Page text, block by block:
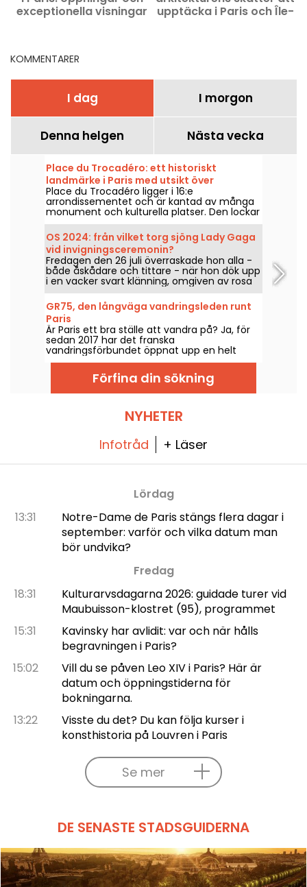
exceptionella visningar
upptäcka i Paris och Île-
KOMMENTARER
I dag I morgon
Denna helgen Nästa vecka
Place du Trocadéro: ett historiskt
landmärke i Paris med utsikt över
Eiffeltornet
Place du Trocadéro ligger i 16:e
arrondissementet och är kantad av många
monument och kulturella platser. Den lockar
både turister och Parisbor som bott här hela
livet tack vare den oslagbara utsikten över
Eiffeltornet.
OS 2024: från vilket torg sjöng Lady Gaga
vid invigningsceremonin?
Fredagen den 26 juli överraskade hon alla -
både åskådare och tittare - när hon dök upp
i en vacker svart klänning, omgiven av rosa
pompoms. Men var befann sig sångerskan?
Är arenan öppen för allmänheten?
GR75, den långväga vandringsleden runt
Paris
Är Paris ett bra ställe att vandra på? Ja, för
sedan 2017 har det franska
vandringsförbundet öppnat upp en helt
skyltad led runt Paris för alla
vandringsentusiaster.
Förfina din sökning
NYHETER
Infotråd + Läser
Lördag
13:31
Notre-Dame de Paris stängs flera dagar i
september: varför och vilka datum man
bör undvika?
Fredag
18:31
Kulturarvsdagarna 2026: guidade turer vid
Maubuisson-klostret (95), programmet
15:31
Kavinsky har avlidit: var och när hålls
begravningen i Paris?
15:02
Vill du se påven Leo XIV i Paris? Här är
datum och öppningstiderna för
bokningarna.
13:22
Visste du det? Du kan följa kurser i
konsthistoria på Louvren i Paris
Se mer
DE SENASTE STADSGUIDERNA